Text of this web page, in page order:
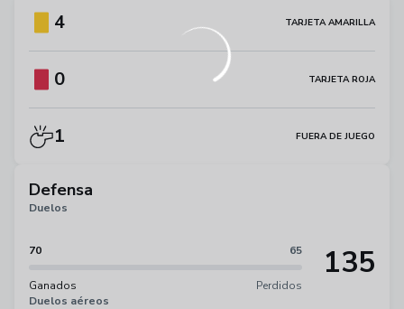
4 TARJETA AMARILLA
0 TARJETA ROJA
1 FUERA DE JUEGO
Defensa
Duelos
70 65
Ganados Perdidos
135
Duelos aéreos